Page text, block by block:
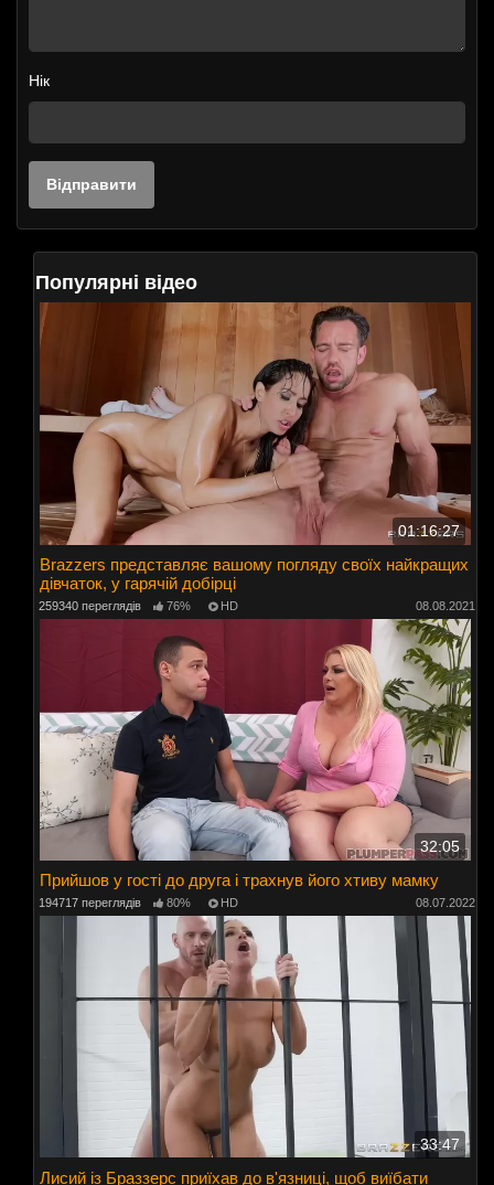
Нік
Популярні відео
01:16:27
Brazzers представляє вашому погляду своїх найкращих
дівчаток, у гарячій добірці
259340 переглядів 76% HD 08.08.2021
32:05
Прийшов у гості до друга і трахнув його хтиву мамку
194717 переглядів 80% HD 08.07.2022
33:47
Лисий із Браззерс приїхав до в'язниці, щоб виїбати